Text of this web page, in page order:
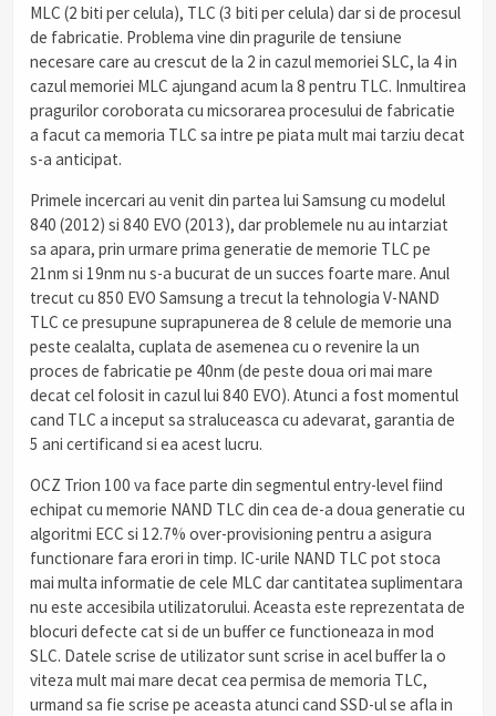
MLC (2 biti per celula), TLC (3 biti per celula) dar si de procesul
de fabricatie. Problema vine din pragurile de tensiune
necesare care au crescut de la 2 in cazul memoriei SLC, la 4 in
cazul memoriei MLC ajungand acum la 8 pentru TLC. Inmultirea
pragurilor coroborata cu micsorarea procesului de fabricatie
a facut ca memoria TLC sa intre pe piata mult mai tarziu decat
s-a anticipat.
Primele incercari au venit din partea lui Samsung cu modelul
840 (2012) si 840 EVO (2013), dar problemele nu au intarziat
sa apara, prin urmare prima generatie de memorie TLC pe
21nm si 19nm nu s-a bucurat de un succes foarte mare. Anul
trecut cu 850 EVO Samsung a trecut la tehnologia V-NAND
TLC ce presupune suprapunerea de 8 celule de memorie una
peste cealalta, cuplata de asemenea cu o revenire la un
proces de fabricatie pe 40nm (de peste doua ori mai mare
decat cel folosit in cazul lui 840 EVO). Atunci a fost momentul
cand TLC a inceput sa straluceasca cu adevarat, garantia de
5 ani certificand si ea acest lucru.
OCZ Trion 100 va face parte din segmentul entry-level fiind
echipat cu memorie NAND TLC din cea de-a doua generatie cu
algoritmi ECC si 12.7% over-provisioning pentru a asigura
functionare fara erori in timp. IC-urile NAND TLC pot stoca
mai multa informatie de cele MLC dar cantitatea suplimentara
nu este accesibila utilizatorului. Aceasta este reprezentata de
blocuri defecte cat si de un buffer ce functioneaza in mod
SLC. Datele scrise de utilizator sunt scrise in acel buffer la o
viteza mult mai mare decat cea permisa de memoria TLC,
urmand sa fie scrise pe aceasta atunci cand SSD-ul se afla in